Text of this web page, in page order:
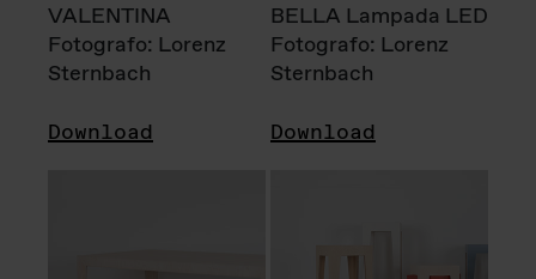
VALENTINA
Fotografo: Lorenz
Sternbach
Download
BELLA Lampada LED
Fotografo: Lorenz
Sternbach
Download